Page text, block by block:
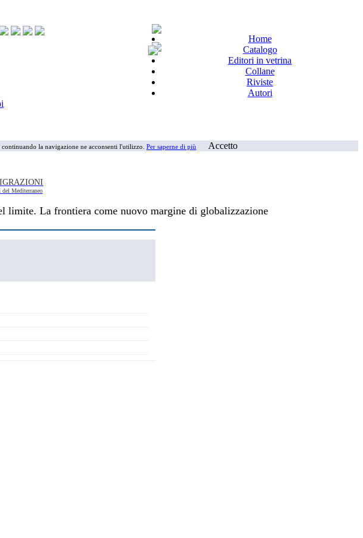
Home
Catalogo
Editori in vetrina
Collane
Riviste
Autori
la navigazione ne acconsenti l'utilizzo. Per saperne di più Accetto
Mediterraneo
limite. La frontiera come nuovo margine di globalizzazione